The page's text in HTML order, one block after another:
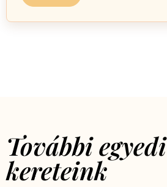
További egyedi
kereteink